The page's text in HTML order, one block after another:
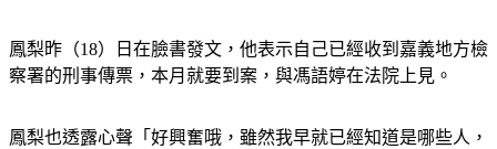
察署的刑事傳票，本月就要到案，與馮語婷在法院上見。
也對這夥人瞭若指掌，但是想到後續會發生的事就不禁心情愉